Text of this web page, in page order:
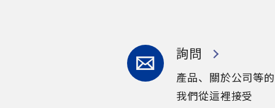
詢問
產品、關於公司等
我們從這裡接受